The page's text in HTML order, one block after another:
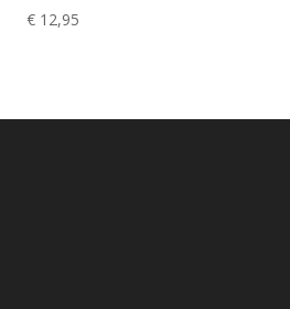
€12,95